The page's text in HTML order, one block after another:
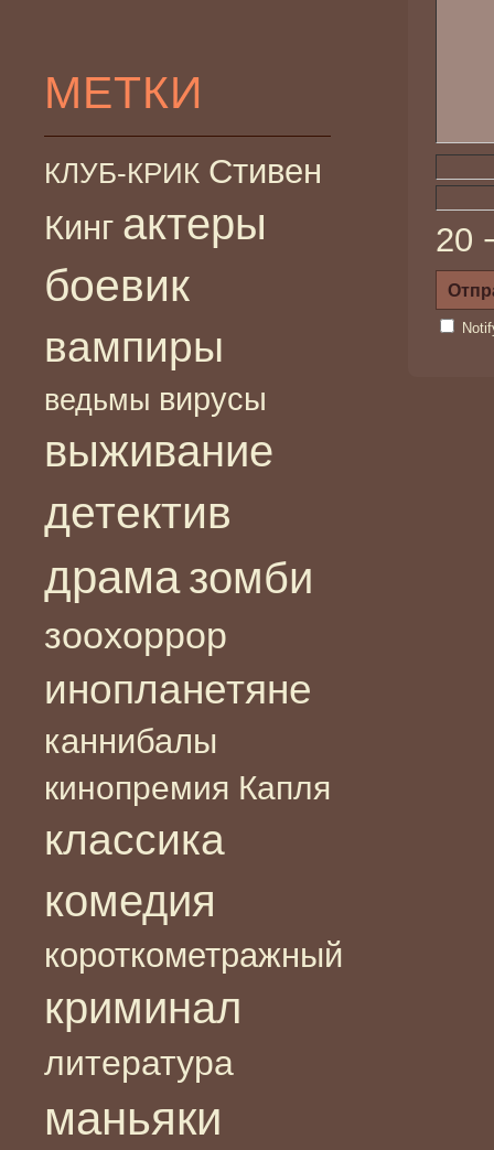
МЕТКИ
КЛУБ-КРИК Стивен
Кинг актеры
боевик
вампиры
ведьмы вирусы
выживание
детектив
драма зомби
зоохоррор
инопланетяне
каннибалы
кинопремия Капля
классика
комедия
короткометражный
криминал
литература
маньяки
20